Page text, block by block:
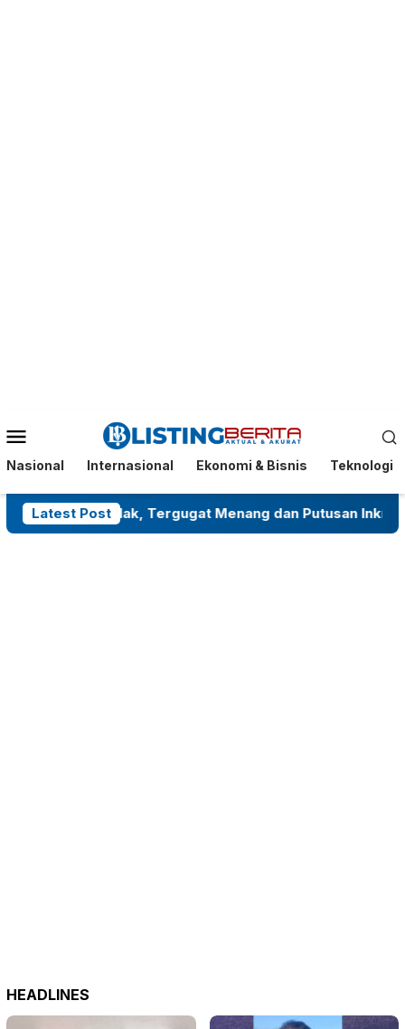
Mobile
Nasional Internasional Ekonomi & Bisnis Teknologi
Latest Post
Ditolak, Tergugat Menang dan Putusan Inkracht
HEADLINES